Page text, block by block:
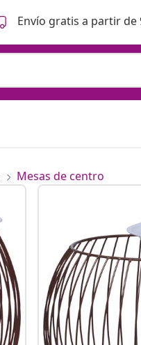
Envío gratis a partir de
Mesas de centro